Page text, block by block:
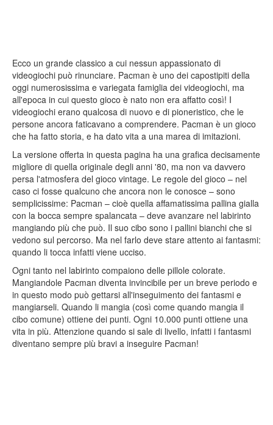
Ecco un grande classico a cui nessun appassionato di
videogiochi può rinunciare. Pacman è uno dei capostipiti della
oggi numerosissima e variegata famiglia dei videogiochi, ma
all'epoca in cui questo gioco è nato non era affatto così! I
videogiochi erano qualcosa di nuovo e di pioneristico, che le
persone ancora faticavano a comprendere. Pacman è un gioco
che ha fatto storia, e ha dato vita a una marea di imitazioni.
La versione offerta in questa pagina ha una grafica decisamente
migliore di quella originale degli anni '80, ma non va davvero
persa l'atmosfera del gioco vintage. Le regole del gioco – nel
caso ci fosse qualcuno che ancora non le conosce – sono
semplicissime: Pacman – cioè quella affamatissima pallina gialla
con la bocca sempre spalancata – deve avanzare nel labirinto
mangiando più che può. Il suo cibo sono i pallini bianchi che si
vedono sul percorso. Ma nel farlo deve stare attento ai fantasmi:
quando li tocca infatti viene ucciso.
Ogni tanto nel labirinto compaiono delle pillole colorate.
Mangiandole Pacman diventa invincibile per un breve periodo e
in questo modo può gettarsi all'inseguimento dei fantasmi e
mangiarseli. Quando li mangia (così come quando mangia il
cibo comune) ottiene dei punti. Ogni 10.000 punti ottiene una
vita in più. Attenzione quando si sale di livello, infatti i fantasmi
diventano sempre più bravi a inseguire Pacman!